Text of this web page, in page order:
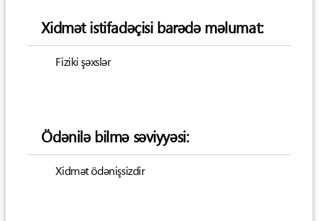
Xidmət istifadəçisi barədə məlumat:
Fiziki şəxslər
Ödənilə bilmə səviyyəsi:
Xidmət ödənişsizdir